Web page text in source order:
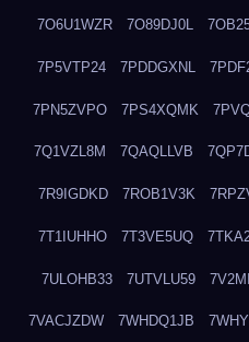
7O6U1WZR 7O89DJ0L
7P5VTP24 7PDDGXNL
7PN5ZVPO 7PS4XQMK
7Q1VZL8M 7QAQLLVB
7R9IGDKD 7ROB1V3K
7T1IUHHO 7T3VE5UQ
7ULOHB33 7UTVLU59
7VACJZDW 7WHDQ1JB